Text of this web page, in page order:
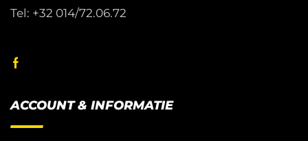
Tel: +32 014/72.06.72
ACCOUNT & INFORMATIE